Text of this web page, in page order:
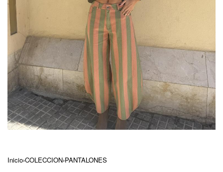
Inicio›COLECCION›PANTALONES